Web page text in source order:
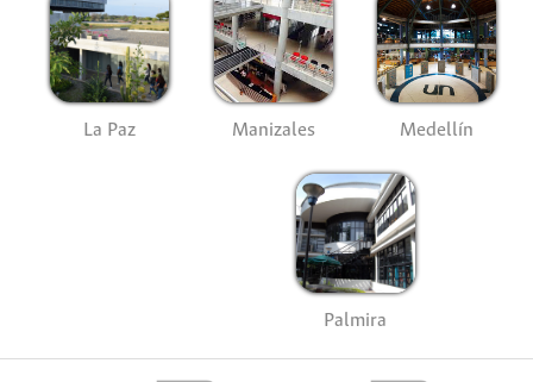
La Paz Manizales Medellín
Palmira